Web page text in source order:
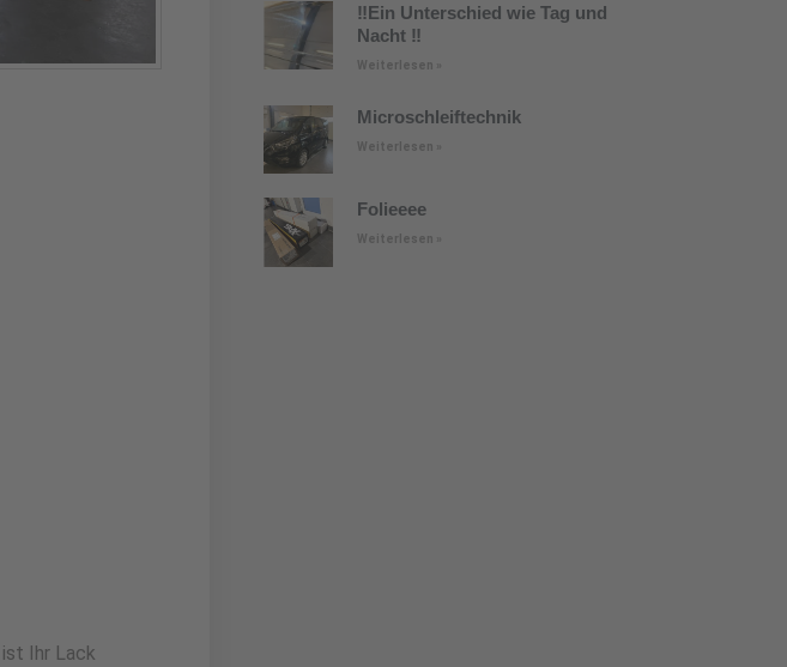
Ihr Lack
‼️Ein Unterschied wie Tag und
Nacht ‼️
Weiterlesen »
Microschleiftechnik
Weiterlesen »
Folieeee
Weiterlesen »